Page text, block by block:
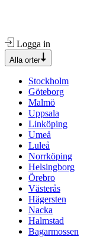
Logga in
Alla orter
Stockholm
Göteborg
Malmö
Uppsala
Linköping
Umeå
Luleå
Norrköping
Helsingborg
Örebro
Västerås
Hägersten
Nacka
Halmstad
Bagarmossen